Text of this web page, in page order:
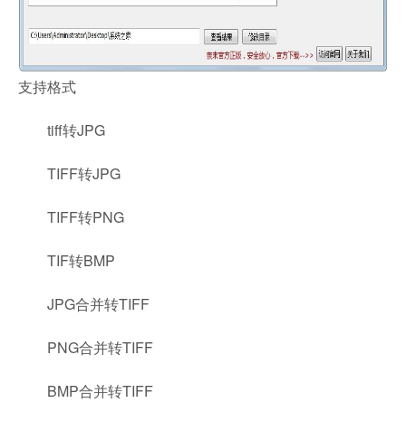
支持格式
tiff转JPG
TIFF转JPG
TIFF转PNG
TIF转BMP
JPG合并转TIFF
PNG合并转TIFF
BMP合并转TIFF